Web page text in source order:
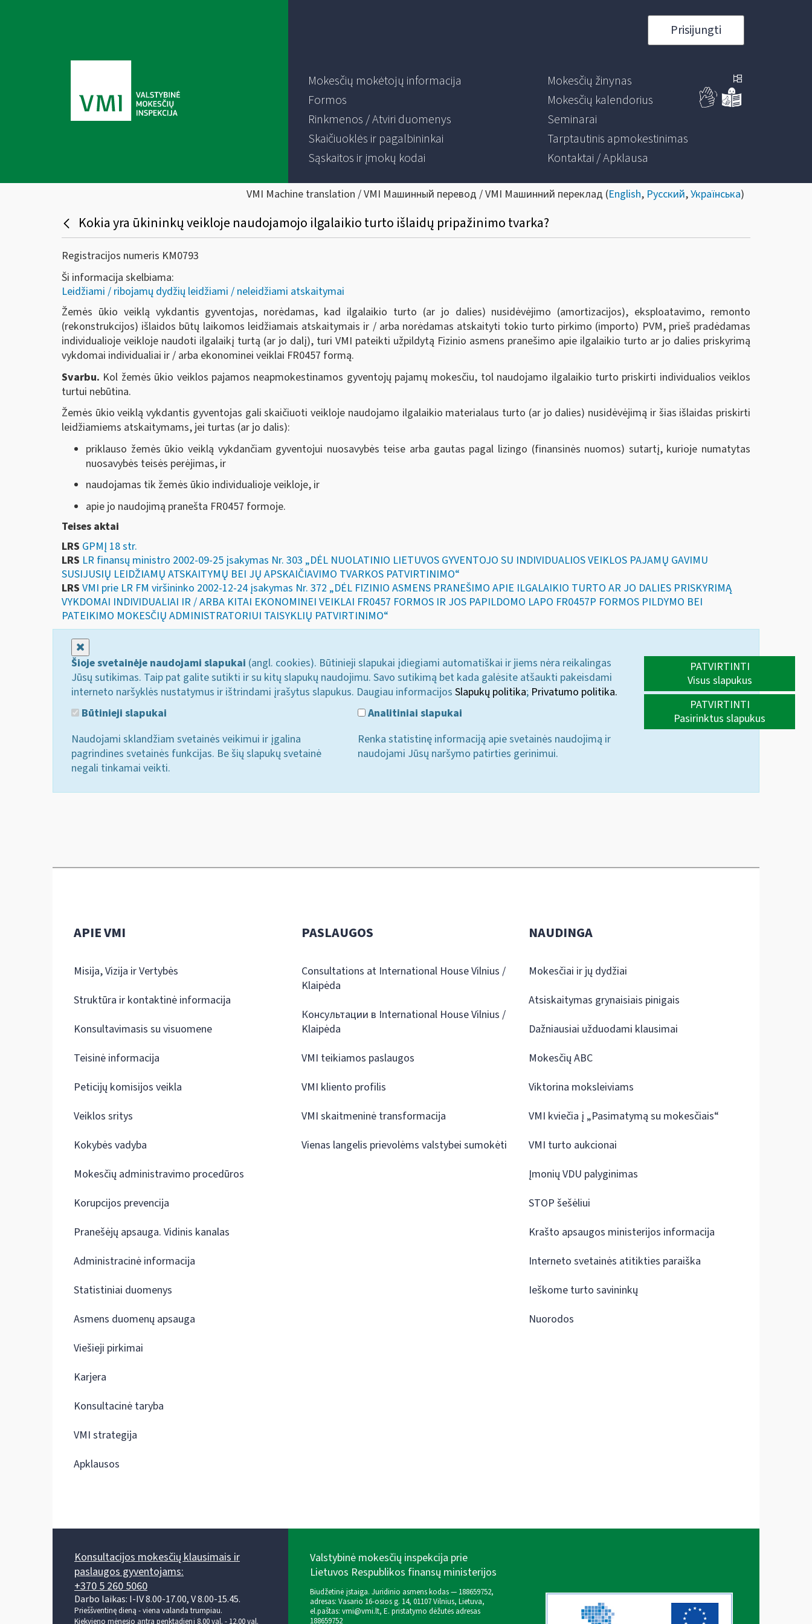
Prisijungti
Mokesčių mokėtojų informacija
Formos
Rinkmenos / Atviri duomenys
Skaičiuoklės ir pagalbininkai
Sąskaitos ir įmokų kodai
Mokesčių žinynas
Mokesčių kalendorius
Seminarai
Tarptautinis apmokestinimas
Kontaktai / Apklausa
VMI Machine translation / VMI Машинный перевод / VMI Машинний переклад (English, Русский,Українська)
Kokia yra ūkininkų veikloje naudojamojo ilgalaikio turto išlaidų pripažinimo tvarka?
Registracijos numeris KM0793
Ši informacija skelbiama:
Leidžiami / ribojamų dydžių leidžiami / neleidžiami atskaitymai
Žemės ūkio veiklą vykdantis gyventojas, norėdamas, kad ilgalaikio turto (ar jo dalies) nusidėvėjimo (amortizacijos), eksploatavimo, remonto
(rekonstrukcijos) išlaidos būtų laikomos leidžiamais atskaitymais ir / arba norėdamas atskaityti tokio turto pirkimo (importo) PVM, prieš pradėdamas
individualioje veikloje naudoti ilgalaikį turtą (ar jo dalį), turi VMI pateikti užpildytą Fizinio asmens pranešimo apie ilgalaikio turto ar jo dalies priskyrimą
vykdomai individualiai ir / arba ekonominei veiklai FR0457 formą.
Svarbu. Kol žemės ūkio veiklos pajamos neapmokestinamos gyventojų pajamų mokesčiu, tol naudojamo ilgalaikio turto priskirti individualios veiklos
turtui nebūtina.
Žemės ūkio veiklą vykdantis gyventojas gali skaičiuoti veikloje naudojamo ilgalaikio materialaus turto (ar jo dalies) nusidėvėjimą ir šias išlaidas priskirti
leidžiamiems atskaitymams, jei turtas (ar jo dalis):
priklauso žemės ūkio veiklą vykdančiam gyventojui nuosavybės teise arba gautas pagal lizingo (finansinės nuomos) sutartį, kurioje numatytas
nuosavybės teisės perėjimas, ir
naudojamas tik žemės ūkio individualioje veikloje, ir
apie jo naudojimą pranešta FR0457 formoje.
Teises aktai
LRS GPMĮ 18 str.
LRS LR finansų ministro 2002-09-25 įsakymas Nr. 303 „DĖL NUOLATINIO LIETUVOS GYVENTOJO SU INDIVIDUALIOS VEIKLOS PAJAMŲ GAVIMU
SUSIJUSIŲ LEIDŽIAMŲ ATSKAITYMŲ BEI JŲ APSKAIČIAVIMO TVARKOS PATVIRTINIMO“
LRS VMI prie LR FM viršininko 2002-12-24 įsakymas Nr. 372 „DĖL FIZINIO ASMENS PRANEŠIMO APIE ILGALAIKIO TURTO AR JO DALIES PRISKYRIMĄ
VYKDOMAI INDIVIDUALIAI IR / ARBA KITAI EKONOMINEI VEIKLAI FR0457 FORMOS IR JOS PAPILDOMO LAPO FR0457P FORMOS PILDYMO BEI
PATEIKIMO MOKESČIŲ ADMINISTRATORIUI TAISYKLIŲ PATVIRTINIMO“
Šioje svetainėje naudojami slapukai (angl. cookies). Būtinieji slapukai įdiegiami automatiškai ir jiems nėra reikalingas
Jūsų sutikimas. Taip pat galite sutikti ir su kitų slapukų naudojimu. Savo sutikimą bet kada galėsite atšaukti pakeisdami
interneto naršyklės nustatymus ir ištrindami įrašytus slapukus. Daugiau informacijos Slapukų politika; Privatumo politika.
Būtinieji slapukai
Naudojami sklandžiam svetainės veikimui ir įgalina
pagrindines svetainės funkcijas. Be šių slapukų svetainė
negali tinkamai veikti.
Analitiniai slapukai
Renka statistinę informaciją apie svetainės naudojimą ir
naudojami Jūsų naršymo patirties gerinimui.
PATVIRTINTI
Visus slapukus
PATVIRTINTI
Pasirinktus slapukus
APIE VMI
Misija, Vizija ir Vertybės
Struktūra ir kontaktinė informacija
Konsultavimasis su visuomene
Teisinė informacija
Peticijų komisijos veikla
Veiklos sritys
Kokybės vadyba
Mokesčių administravimo procedūros
Korupcijos prevencija
Pranešėjų apsauga. Vidinis kanalas
Administracinė informacija
Statistiniai duomenys
Asmens duomenų apsauga
Viešieji pirkimai
Karjera
Konsultacinė taryba
VMI strategija
Apklausos
PASLAUGOS
Consultations at International House Vilnius /
Klaipėda
Консультации в International House Vilnius /
Klaipėda
VMI teikiamos paslaugos
VMI kliento profilis
VMI skaitmeninė transformacija
Vienas langelis prievolėms valstybei sumokėti
NAUDINGA
Mokesčiai ir jų dydžiai
Atsiskaitymas grynaisiais pinigais
Dažniausiai užduodami klausimai
Mokesčių ABC
Viktorina moksleiviams
VMI kviečia į „Pasimatymą su mokesčiais“
VMI turto aukcionai
Įmonių VDU palyginimas
STOP šešėliui
Krašto apsaugos ministerijos informacija
Interneto svetainės atitikties paraiška
Ieškome turto savininkų
Nuorodos
Konsultacijos mokesčių klausimais ir
paslaugos gyventojams:
+370 5 260 5060
Darbo laikas: I-IV 8.00-17.00, V 8.00-15.45.
Prieššventinę dieną - viena valanda trumpiau.
Kiekvieno mėnesio antrą penktadienį 8.00 val. - 12.00 val.
Valstybinė mokesčių inspekcija prie
Lietuvos Respublikos finansų ministerijos
Biudžetinė įstaiga. Juridinio asmens kodas — 188659752,
adresas: Vasario 16-osios g. 14, 01107 Vilnius, Lietuva,
el.paštas: vmi@vmi.lt, E. pristatymo dėžutės adresas
188659752